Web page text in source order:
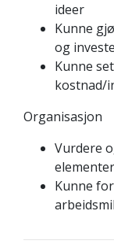
ideer
Kunne
og
Kunne
kostnad/
Organisasjon
Vurdere
Kunne